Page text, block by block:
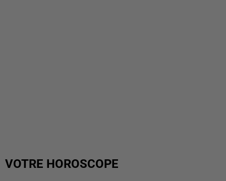
VOTRE HOROSCOPE